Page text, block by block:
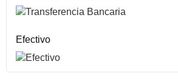
Efectivo